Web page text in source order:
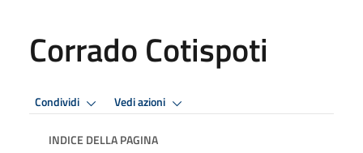
Corrado Cotispoti
Condividi Vedi azioni
INDICE DELLA PAGINA